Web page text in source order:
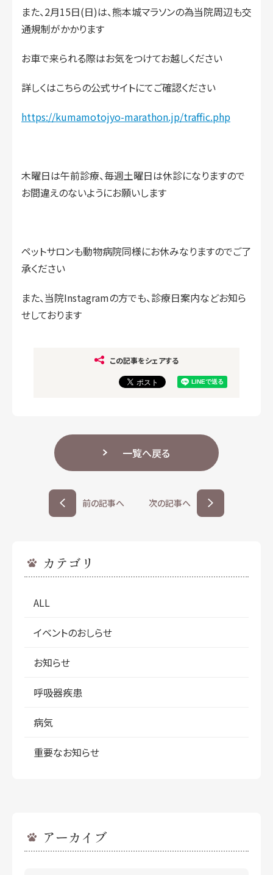
また、2月15日(日)は、熊本城マラソンの為当院周辺も交
通規制がかかります
お車で来られる際はお気をつけてお越しください
詳しくはこちらの公式サイトにてご確認ください
https://kumamotojyo-marathon.jp/traffic.php
木曜日は午前診療、毎週土曜日は休診になりますので
お間違えのないようにお願いします
ペットサロンも動物病院同様にお休みなりますのでご了
承ください
また、当院Instagramの方でも、診療日案内などお知ら
せしております
この記事をシェアする
一覧へ戻る
前の記事へ 次の記事へ
カテゴリ
ALL
イベントのおしらせ
お知らせ
呼吸器疾患
病気
重要なお知らせ
アーカイブ